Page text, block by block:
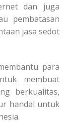
dan juga
pembatasan
jasa sedot
para
membuat
berkualitas,
handal untuk